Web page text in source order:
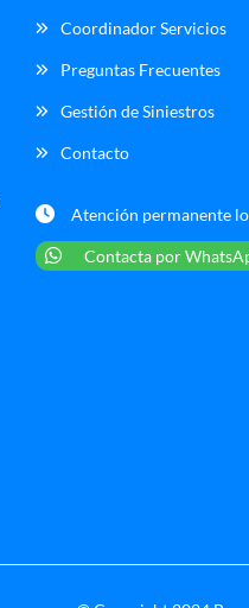
Coordinador Servicios
Preguntas Frecuentes
Gestión de Siniestros
Contacto
Atención permanente
Contacta por